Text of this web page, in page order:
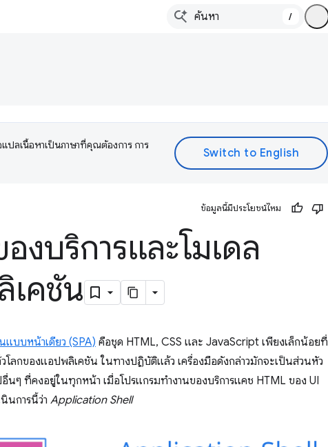
/
แปลเนื้อหาเป็นภาษาที่คุณต้องการ การ
ข้อมูลนี้มีประโยชน์ไหม
งบริการและโมเดล
เคชัน
แบบหน้าเดียว (SPA) คือชุด HTML, CSS และ JavaScript เพียงเล็กน้อยที่
ลกของแอปพลิเคชัน ในทางปฏิบัติแล้ว เครื่องมือดังกล่าวมักจะเป็นส่วนหัว
นๆ ที่คงอยู่ในทุกหน้า เมื่อโปรแกรมทำงานของบริการแคช HTML ของ UI
นการนี้ว่า Application Shell